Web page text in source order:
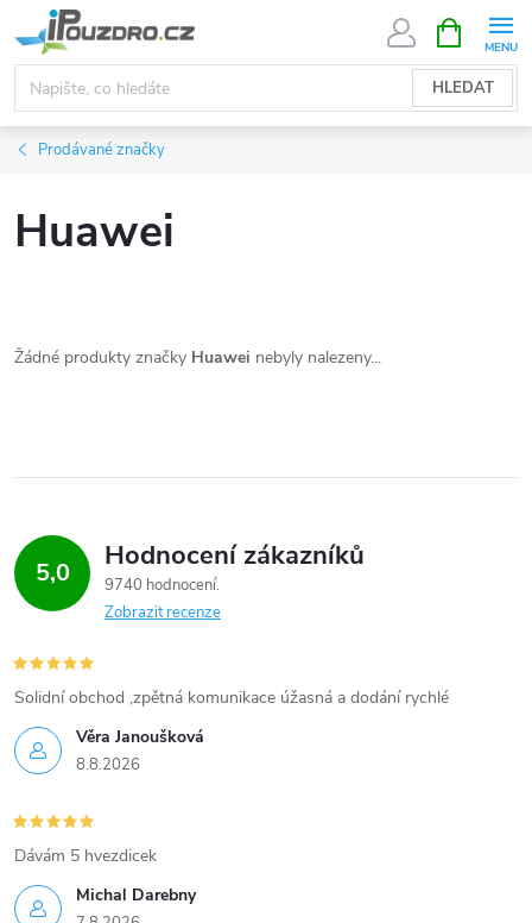
na
obsah
HLEDAT
NÁKUPNÍ
KOŠÍK
Prodávané značky
Huawei
Žádné produkty značky Huawei nebyly nalezeny...
5,0 Hodnocení zákazníků
9740 hodnocení
Zobrazit recenze
Věra Janoušková
8.8.2026
Solidní obchod ,zpětná komunikace úžasná a dodání rychlé
Michal Darebny
Dávám 5 hvezdicek